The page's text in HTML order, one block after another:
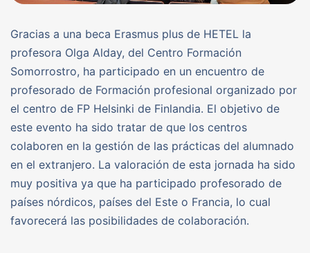
Gracias a una beca Erasmus plus de HETEL la
profesora Olga Alday, del Centro Formación
Somorrostro, ha participado en un encuentro de
profesorado de Formación profesional organizado por
el centro de FP Helsinki de Finlandia. El objetivo de
este evento ha sido tratar de que los centros
colaboren en la gestión de las prácticas del alumnado
en el extranjero. La valoración de esta jornada ha sido
muy positiva ya que ha participado profesorado de
países nórdicos, países del Este o Francia, lo cual
favorecerá las posibilidades de colaboración.